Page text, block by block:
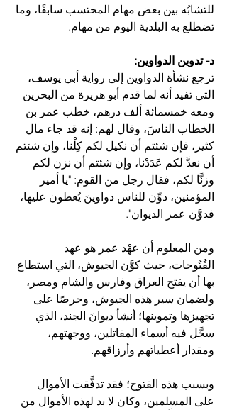
للتشابُه بين بعض مهام المحتسب سابقًا، وما
تضطلع به البلدية اليوم من مهام.
د- تدوين الدواوين:
ترجع نشأة الدواوين إلى رواية أبي يوسف،
التي تفيد أنه لما قدم أبو هريرة من البحرين
ومعه خمسمائة ألف درهم، خطب عمر بن
الخطاب الناسَ، وقال لهم: إنه قد جاء مال
كثير، فإن شئتم أن نكيل لكم كِلْنا، وإن شئتم
أن نعدَّ لكم عَدَدْنا، وإن شئتم أن نزن لكم
وزنَّا لكم، فقال رجل من القوم: "يا أمير
المؤمنين، دوِّن للناس دواوينَ يُعطون عليها،
فدوَّن عمر الديوان".
ومن المعلوم أن عهْد عمر هو عهد
الفُتُوحات، حيث كوَّن الجيوش، التي استطاع
بها أن يفتح العراق وفارس والشام ومصر،
ولضمان سير هذه الجيوش، وحرصًا على
تجهيزها وتموينها؛ أنشأ ديوانَ الجند، الذي
سجَّل فيه أسماء المقاتلين، ووجهتهم،
ومقدار أعطياتهم وأرزاقهم.
وبسبب هذه الفتوح؛ فقد تدفَّقت الأموال
على المسلمين، وكان لا بد لهذه الأموال من